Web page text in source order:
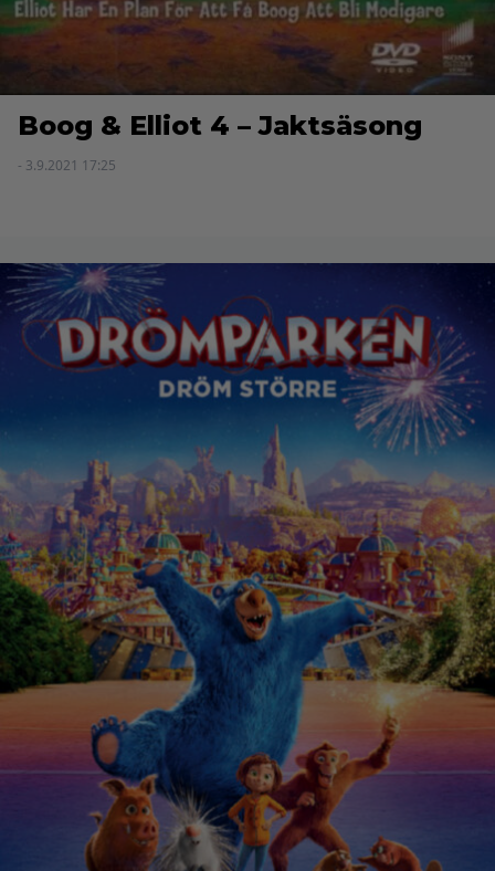
Boog & Elliot 4 – Jaktsäsong
- 3.9.2021 17:25